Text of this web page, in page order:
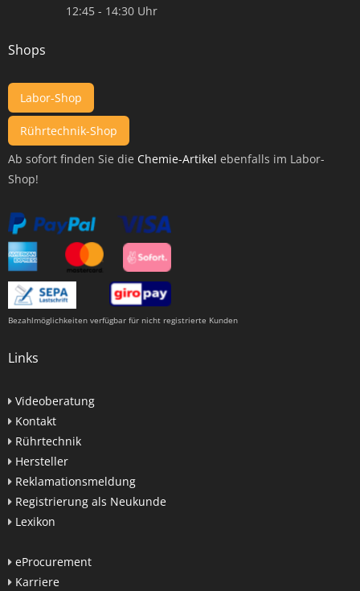
12:45 - 14:30 Uhr
Shops
Labor-Shop
Rührtechnik-Shop
Ab sofort finden Sie die Chemie-Artikel ebenfalls im Labor-
Shop!
Bezahlmöglichkeiten verfügbar für nicht registrierte Kunden
Links
Videoberatung
Kontakt
Rührtechnik
Hersteller
Reklamationsmeldung
Registrierung als Neukunde
Lexikon
eProcurement
Karriere